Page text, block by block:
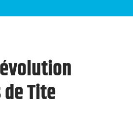
Tite